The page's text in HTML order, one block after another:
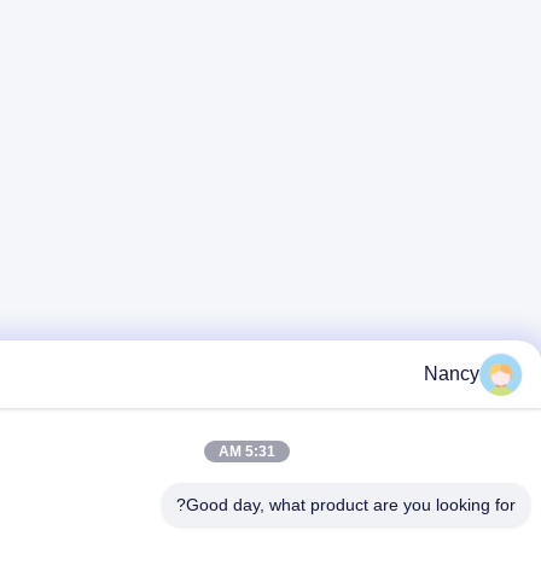
Nancy
Good day, what product are you looking